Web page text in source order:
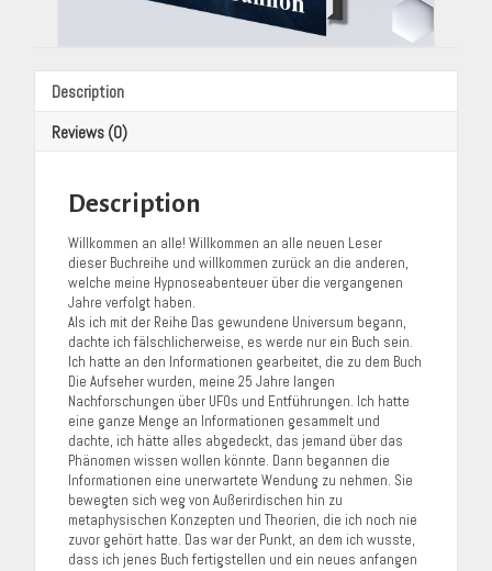
Description
Reviews (0)
Description
Willkommen an alle! Willkommen an alle neuen Leser
dieser Buchreihe und willkommen zurück an die anderen,
welche meine Hypnoseabenteuer über die vergangenen
Jahre verfolgt haben.
Als ich mit der Reihe Das gewundene Universum begann,
dachte ich fälschlicherweise, es werde nur ein Buch sein.
Ich hatte an den Informationen gearbeitet, die zu dem Buch
Die Aufseher wurden, meine 25 Jahre langen
Nachforschungen über UFOs und Entführungen. Ich hatte
eine ganze Menge an Informationen gesammelt und
dachte, ich hätte alles abgedeckt, das jemand über das
Phänomen wissen wollen könnte. Dann begannen die
Informationen eine unerwartete Wendung zu nehmen. Sie
bewegten sich weg von Außerirdischen hin zu
metaphysischen Konzepten und Theorien, die ich noch nie
zuvor gehört hatte. Das war der Punkt, an dem ich wusste,
dass ich jenes Buch fertigstellen und ein neues anfangen